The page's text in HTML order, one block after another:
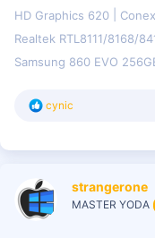
HD Graphics 620
Realtek RTL8111/8168/
Samsung 860 EVO
T
k
e
r
:
cynic
strangerone
MASTER YODA